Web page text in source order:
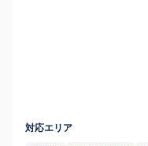
対応エリア